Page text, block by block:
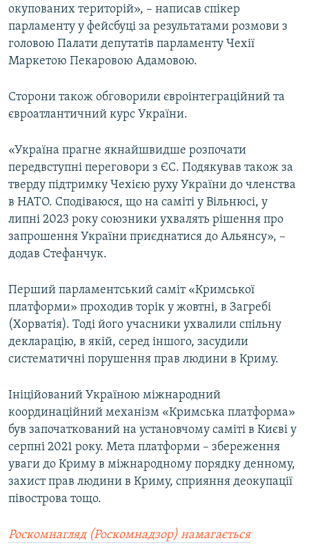
окупованих територій», – написав спікер
парламенту у фейсбуці за результатами розмови з
головою Палати депутатів парламенту Чехії
Маркетою Пекаровою Адамовою.
Сторони також обговорили євроінтеграційний та
євроатлантичний курс України.
«Україна прагне якнайшвидше розпочати
передвступні переговори з ЄС. Подякував також за
тверду підтримку Чехією руху України до членства
в НАТО. Сподіваюся, що на саміті у Вільнюсі, у
липні 2023 року союзники ухвалять рішення про
запрошення України приєднатися до Альянсу», –
додав Стефанчук.
Перший парламентський саміт «Кримської
платформи» проходив торік у жовтні, в Загребі
(Хорватія). Тоді його учасники ухвалили спільну
декларацію, в якій, серед іншого, засудили
систематичні порушення прав людини в Криму.
Ініційований Україною міжнародний
координаційний механізм «Кримська платформа»
був започаткований на установчому саміті в Києві у
серпні 2021 року. Мета платформи – збереження
уваги до Криму в міжнародному порядку денному,
захист прав людини в Криму, сприяння деокупації
півострова тощо.
Роскомнагляд (Роскомнадзор) намагається